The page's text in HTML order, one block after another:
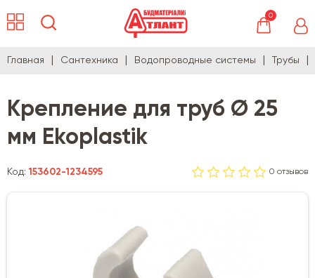
0
Главная Сантехника Водопроводные системы Трубы
Крепление для труб Ø 25
мм Ekoplastik
Код:153602-1234595 0 отзывов